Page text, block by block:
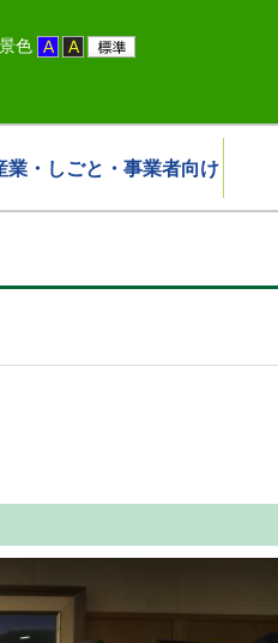
色
業・しごと・事業者向け